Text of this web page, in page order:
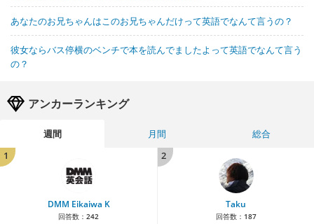
あなたのお兄ちゃんはこのお兄ちゃんだけって英語でなんて言うの？
彼女ならバス停横のベンチで本を読んでましたよって英語でなんて言う
の？
アンカーランキング
週間 月間
総合
1
DMM Eikaiwa K
回答数： 242
2
Taku
回答数： 187